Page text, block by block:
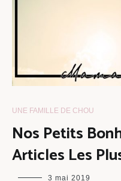
UNE FAMILLE DE CHOU
Nos Petits
Articles Les
maman 3 mai 2019